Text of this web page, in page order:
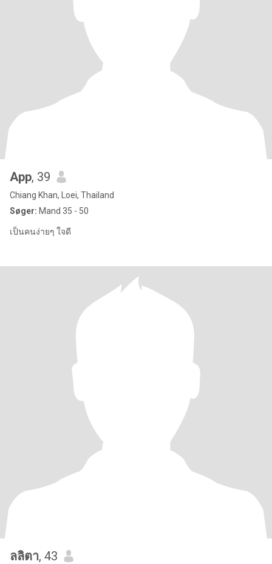
App, 39
Chiang Khan, Loei, Thailand
Søger: Mand 35 - 50
เป็นคนง่ายๆ ใจดี
ลลิตา, 43